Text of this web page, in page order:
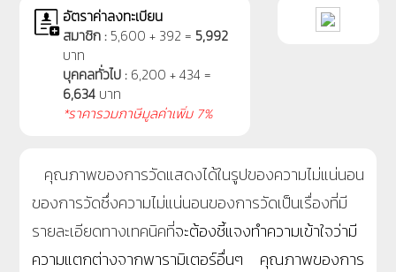
อัตราค่าลงทะเบียน
สมาชิก : 5,600 + 392 = 5,992
บาท
บุคคลทั่วไป : 6,200 + 434 =
6,634 บาท
*ราคารวมภาษีมูลค่าเพิ่ม 7%
คุณภาพของการวัดแสดงได้ในรูปของความไม่แน่นอน
ของการวัดซึ่งความไม่แน่นอนของการวัดเป็นเรื่องที่มี
รายละเอียดทางเทคนิคที่จะต้องชี้แจงทำความเข้าใจว่ามี
ความแตกต่างจากพารามิเตอร์อื่นๆ คุณภาพของการ